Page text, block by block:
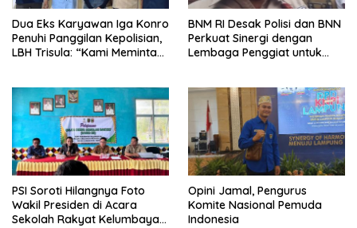
Dua Eks Karyawan Iga Konro
Penuhi Panggilan Kepolisian,
LBH Trisula: “Kami Meminta
BNM RI Desak Polisi dan BNN
Perkuat Sinergi dengan
Lembaga Penggiat untuk
PSI Soroti Hilangnya Foto
Wakil Presiden di Acara
Sekolah Rakyat Kelumbayan,
Opini Jamal, Pengurus
Komite Nasional Pemuda
Indonesia